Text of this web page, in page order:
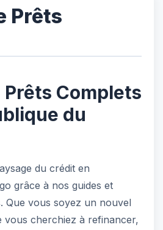
Prêts
Prêts Complets
du
du crédit en
grâce à nos guides et
Que vous soyez un nouvel
vous cherchiez à refinancer,